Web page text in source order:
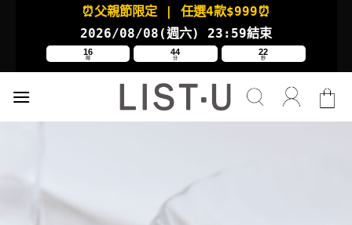
⏰父親節限定 | 任選4款$999⏰
2026/08/08(週六) 23:59結束
16
時
44
分
21
秒